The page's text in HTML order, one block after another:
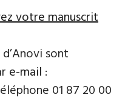
votre manuscrit
sont
e-mail :
​​0​1 87 20 00